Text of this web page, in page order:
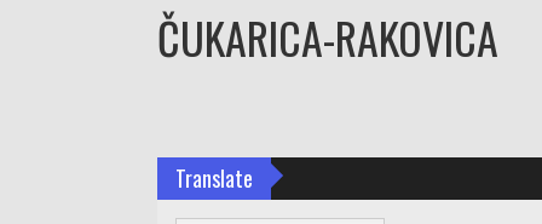
ČUKARICA-RAKOVICA
Translate